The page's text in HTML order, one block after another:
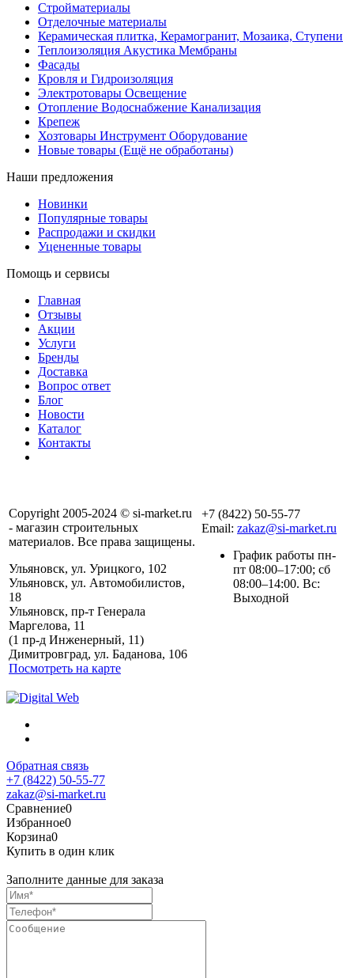
Стройматериалы
Отделочные материалы
Керамическая плитка, Керамогранит, Мозаика, Ступени
Теплоизоляция Акустика Мембраны
Фасады
Кровля и Гидроизоляция
Электротовары Освещение
Отопление Водоснабжение Канализация
Крепеж
Хозтовары Инструмент Оборудование
Новые товары (Ещё не обработаны)
Наши предложения
Новинки
Популярные товары
Распродажи и скидки
Уцененные товары
Помощь и сервисы
Главная
Отзывы
Акции
Услуги
Бренды
Доставка
Вопрос ответ
Блог
Новости
Каталог
Контакты
Copyright 2005-2024 © si-market.ru
- магазин строительных
материалов. Все права защищены.
Ульяновск, ул. Урицкого, 102
Ульяновск, ул. Автомобилистов,
18
Ульяновск, пр-т Генерала
Маргелова, 11
(1 пр-д Инженерный, 11)
Димитровград, ул. Баданова, 106
Посмотреть на карте
+7 (8422) 50-55-77
Email: zakaz@si-market.ru
График работы пн-
пт 08:00–17:00; сб
08:00–14:00. Вс:
Выходной
Обратная связь
+7 (8422) 50-55-77
zakaz@si-market.ru
Сравнение0
Избранное0
Корзина0
Купить в один клик
Заполните данные для заказа